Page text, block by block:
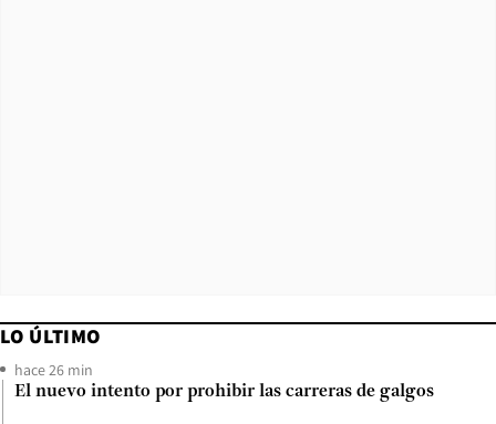
LO ÚLTIMO
hace 26 min
El nuevo intento por prohibir las carreras de galgos